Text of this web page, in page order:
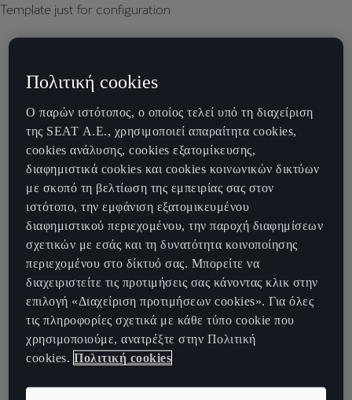
Template just for configuration
Πολιτική cookies
Ο παρών ιστότοπος, ο οποίος τελεί υπό τη διαχείριση
της SEAT Α.Ε., χρησιμοποιεί απαραίτητα cookies,
cookies ανάλυσης, cookies εξατομίκευσης,
διαφημιστικά cookies και cookies κοινωνικών δικτύων
με σκοπό τη βελτίωση της εμπειρίας σας στον
ιστότοπο, την εμφάνιση εξατομικευμένου
διαφημιστικού περιεχομένου, την παροχή διαφημίσεων
σχετικών με εσάς και τη δυνατότητα κοινοποίησης
περιεχομένου στο δίκτυό σας. Μπορείτε να
διαχειριστείτε τις προτιμήσεις σας κάνοντας κλικ στην
επιλογή «Διαχείριση προτιμήσεων cookies». Για όλες
τις πληροφορίες σχετικά με κάθε τύπο cookie που
χρησιμοποιούμε, ανατρέξτε στην Πολιτική
cookies. Πολιτική cookies